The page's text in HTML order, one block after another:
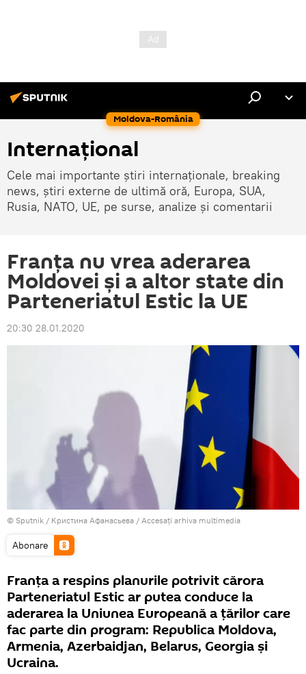
Moldova-România
Internaţional
Cele mai importante știri internaționale, breaking
news, știri externe de ultimă oră, Europa, SUA,
Rusia, NATO, UE, pe surse, analize și comentarii
Franța nu vrea aderarea
Moldovei și a altor state din
Parteneriatul Estic la UE
20:30 28.01.2020
© Sputnik / Кристина Афанасьева / Accesați arhiva multimedia
Abonare
Franţa a respins planurile potrivit cărora
Parteneriatul Estic ar putea conduce la
aderarea la Uniunea Europeană a ţărilor care
fac parte din program: Republica Moldova,
Armenia, Azerbaidjan, Belarus, Georgia şi
Ucraina.